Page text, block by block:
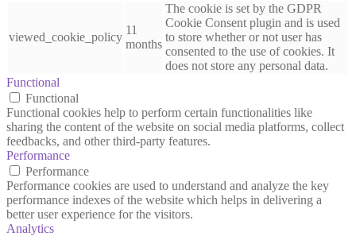
viewed_cookie_policy
11
months
The cookie is set by the GDPR
Cookie Consent plugin and is used
to store whether or not user has
consented to the use of cookies. It
does not store any personal data.
Functional
Functional
Functional cookies help to perform certain functionalities like
sharing the content of the website on social media platforms, collect
feedbacks, and other third-party features.
Performance
Performance
Performance cookies are used to understand and analyze the key
performance indexes of the website which helps in delivering a
better user experience for the visitors.
Analytics